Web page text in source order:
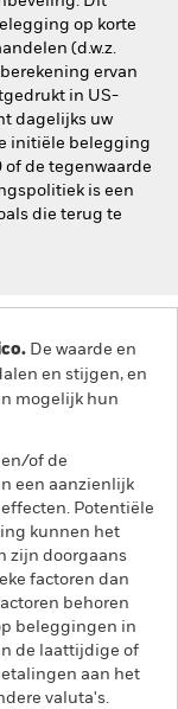
op korte
(d.w.z.
ervan
in US-
dagelijks uw
initiële belegging
of de tegenwaarde
is een
die terug te
De waarde en
en stijgen, en
mogelijk hun
of de
een aanzienlijk
Potentiële
kunnen het
zijn doorgaans
factoren dan
behoren
beleggingen in
de laattijdige of
aan het
valuta's.